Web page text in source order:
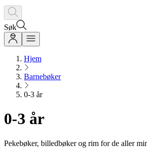
Søk
Hjem
Barnebøker
0-3 år
0-3 år
Pekebøker, billedbøker og rim for de aller